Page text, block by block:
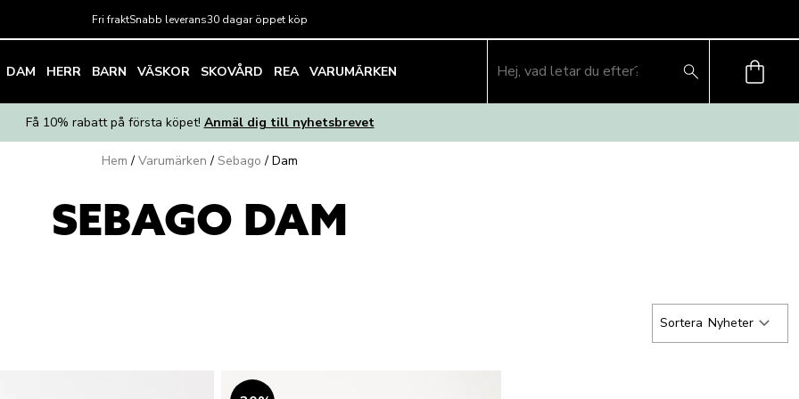
Fri fraktSnabb leverans30 dagar öppet köp
DAM HERR BARN VÄSKOR SKOVÅRD REA VARUMÄRKEN
Få 10% rabatt på första köpet! Anmäl dig till nyhetsbrevet
Hem / Varumärken / Sebago / Dam
SEBAGO DAM
Sortera Nyheter